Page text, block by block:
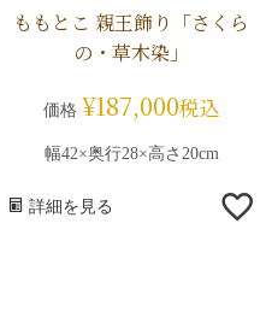
ももとこ 親王飾り「さくら
の・草木染」
価格 ¥187,000税込
幅42×奥行28×高さ20cm
詳細を見る